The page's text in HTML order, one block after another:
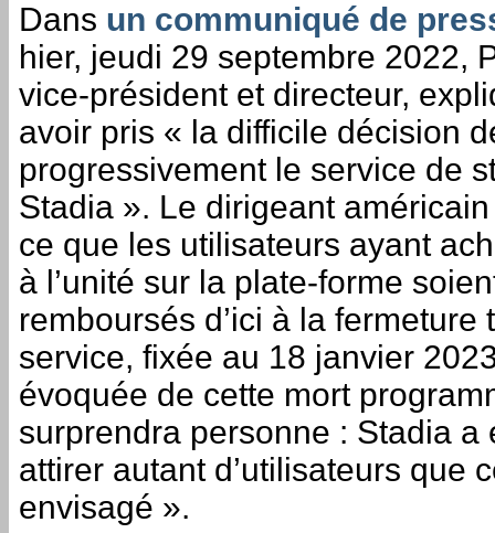
Dans un communiqué de
hier, jeudi 29 septembre 2022,
vice-président et directeur,
avoir pris « la difficile décision
progressivement le service de
Stadia ». Le dirigeant américain
ce que les utilisateurs ayant
à l’unité sur la plate-forme
remboursés d’ici à la fermeture
service, fixée au 18 janvier
évoquée de cette mort
surprendra personne : Stadia a
attirer autant d’utilisateurs que
envisagé ».